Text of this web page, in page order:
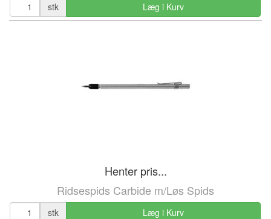
stk Læg i Kurv
Henter pris...
Ridsespids Carbide m/Løs Spids
stk Læg i Kurv